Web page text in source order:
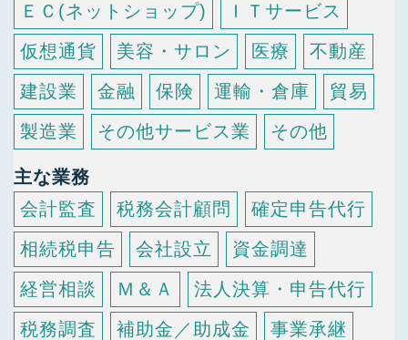
ＥＣ(ネットショップ)
ＩＴサービス
仮想通貨
美容・サロン 医療
不動産
建設業
金融 保険 運輸・倉庫
貿易
製造業
その他サービス業 その他
主な業務
会計監査
税務会計顧問
確定申告代行
相続税申告
会社設立
資金調達
経営相談
Ｍ＆Ａ
法人決算・申告代行
税務調査
補助金／助成金
事業承継